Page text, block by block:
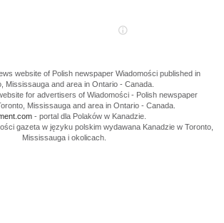
website of Polish newspaper Wiadomości published in
Mississauga and area in Ontario - Canada.
for advertisers of Wiadomości - Polish newspaper
Mississauga and area in Ontario - Canada.
- portal dla Polaków w Kanadzie.
gazeta w języku polskim wydawana Kanadzie w Toronto,
Mississauga i okolicach.